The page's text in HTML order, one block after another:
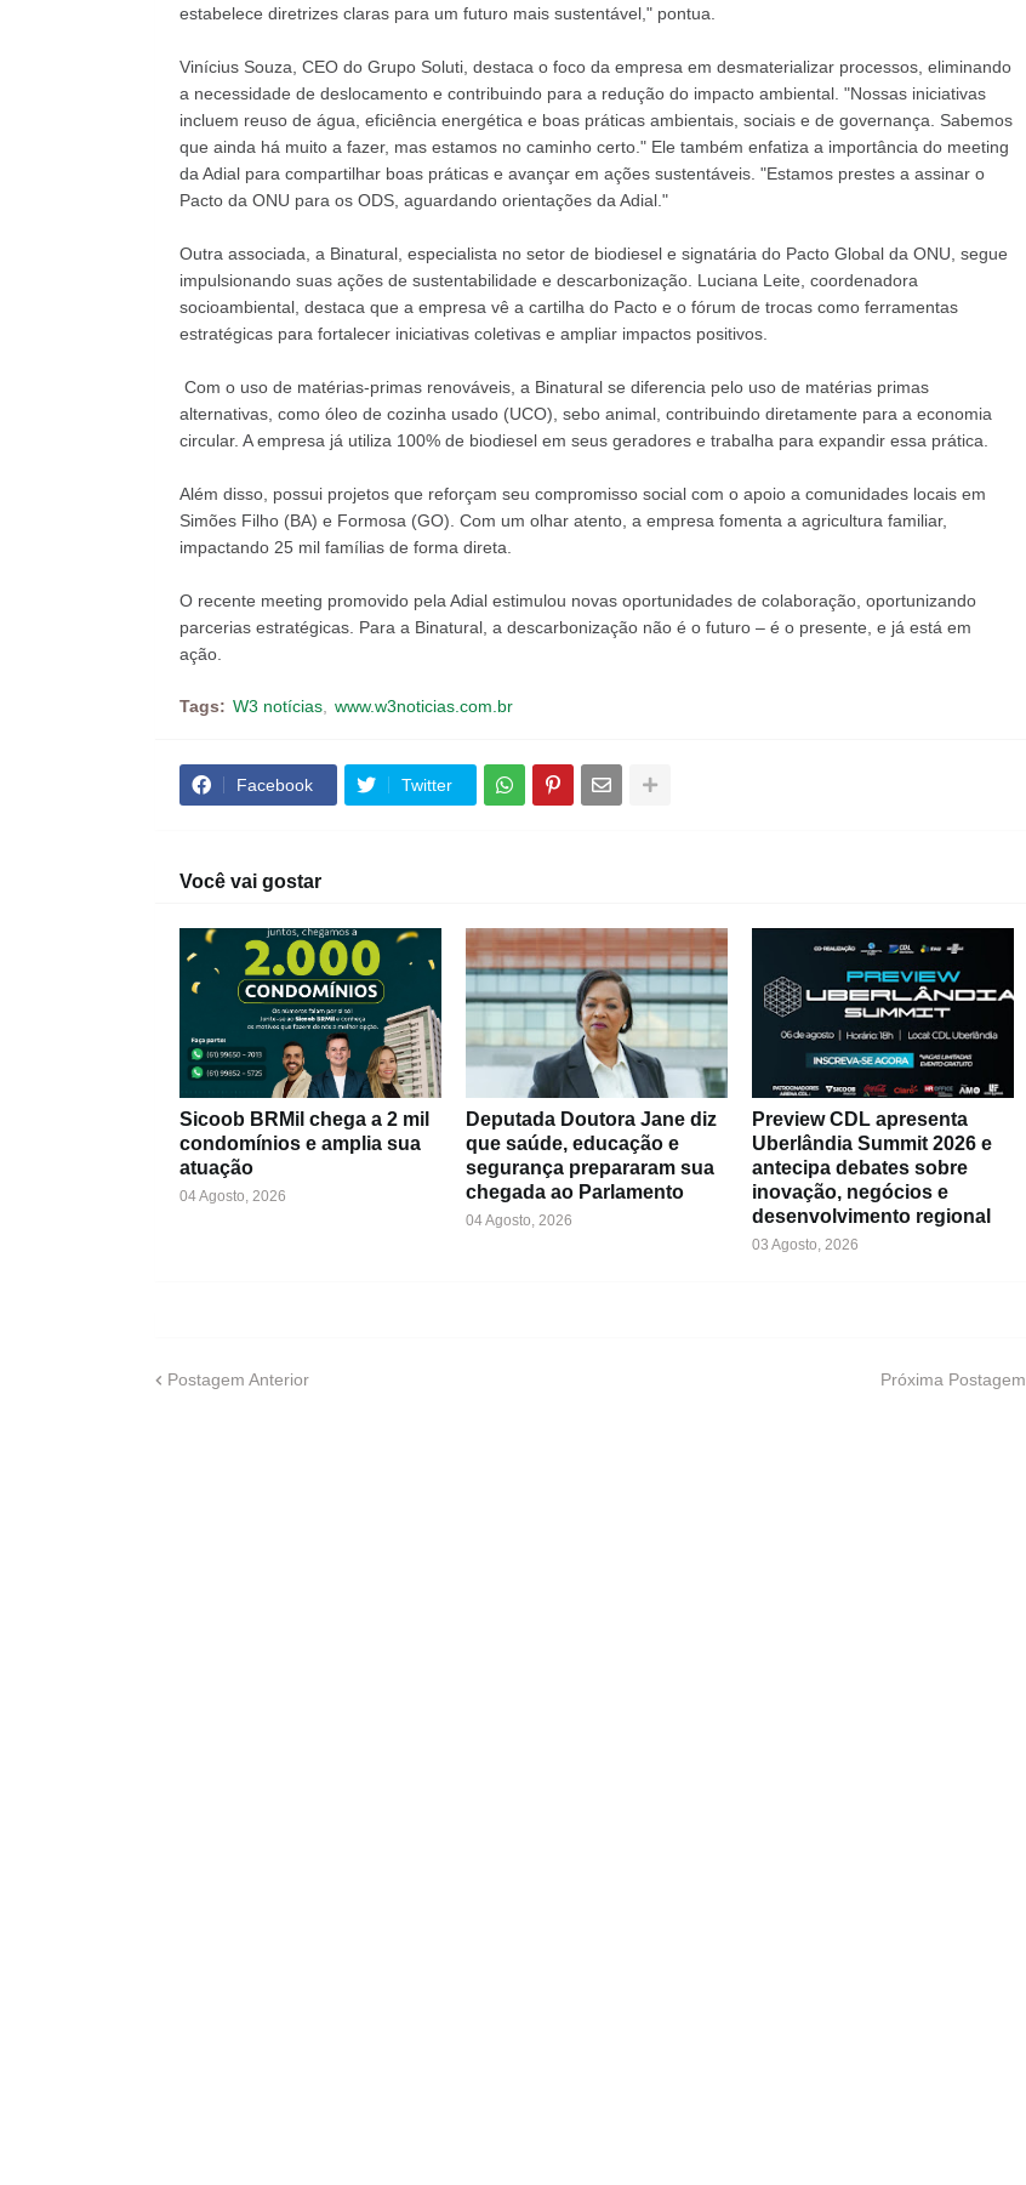
estabelece diretrizes claras para um futuro mais sustentável," pontua.
Vinícius Souza, CEO do Grupo Soluti, destaca o foco da empresa em desmaterializar processos, eliminando
a necessidade de deslocamento e contribuindo para a redução do impacto ambiental. "Nossas iniciativas
incluem reuso de água, eficiência energética e boas práticas ambientais, sociais e de governança. Sabemos
que ainda há muito a fazer, mas estamos no caminho certo." Ele também enfatiza a importância do meeting
da Adial para compartilhar boas práticas e avançar em ações sustentáveis. "Estamos prestes a assinar o
Pacto da ONU para os ODS, aguardando orientações da Adial."
Outra associada, a Binatural, especialista no setor de biodiesel e signatária do Pacto Global da ONU, segue
impulsionando suas ações de sustentabilidade e descarbonização. Luciana Leite, coordenadora
socioambiental, destaca que a empresa vê a cartilha do Pacto e o fórum de trocas como ferramentas
estratégicas para fortalecer iniciativas coletivas e ampliar impactos positivos.
Com o uso de matérias-primas renováveis, a Binatural se diferencia pelo uso de matérias primas
alternativas, como óleo de cozinha usado (UCO), sebo animal, contribuindo diretamente para a economia
circular. A empresa já utiliza 100% de biodiesel em seus geradores e trabalha para expandir essa prática.
Além disso, possui projetos que reforçam seu compromisso social com o apoio a comunidades locais em
Simões Filho (BA) e Formosa (GO). Com um olhar atento, a empresa fomenta a agricultura familiar,
impactando 25 mil famílias de forma direta.
O recente meeting promovido pela Adial estimulou novas oportunidades de colaboração, oportunizando
parcerias estratégicas. Para a Binatural, a descarbonização não é o futuro – é o presente, e já está em
ação.
Tags: W3 notícias www.w3noticias.com.br
Facebook Twitter
Você vai gostar
Sicoob BRMil chega a 2 mil
condomínios e amplia sua
atuação
04 Agosto, 2026
Deputada Doutora Jane diz
que saúde, educação e
segurança prepararam sua
chegada ao Parlamento
04 Agosto, 2026
Preview CDL apresenta
Uberlândia Summit 2026 e
antecipa debates sobre
inovação, negócios e
desenvolvimento regional
03 Agosto, 2026
Postagem Anterior Próxima Postagem